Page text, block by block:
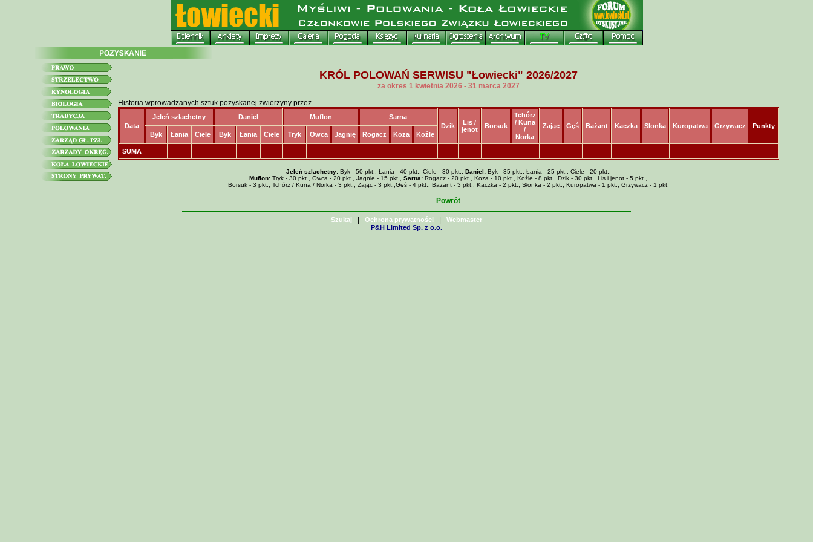
KRÓL POLOWAŃ SERWISU "Łowiecki" 2026/2027
za okres 1 kwietnia 2026 - 31 marca 2027
Historia wprowadzanych sztuk pozyskanej zwierzyny przez
Data
Jeleń szlachetny Daniel Muflon
Sarna
Dzik
Lis /
jenot
Borsuk
Tchórz
/ Kuna
/
Norka
Zając Gęś Bażant Kaczka Słonka Kuropatwa Grzywacz
Punkty
Byk
Łania Ciele Byk Łania Ciele Tryk Owca Jagnię Rogacz Koza Koźle
SUMA
Jeleń szlachetny:Byk - 50 pkt., Łania - 40 pkt., Ciele - 30 pkt., Daniel:Byk - 35 pkt., Łania - 25 pkt., Ciele - 20 pkt.,
Muflon: Tryk - 30 pkt., Owca - 20 pkt., Jagnię - 15 pkt., Sarna: Rogacz - 20 pkt., Koza - 10 pkt., Koźle - 8 pkt., Dzik - 30 pkt., Lis i jenot - 5 pkt.,
Borsuk - 3 pkt., Tchórz / Kuna / Norka - 3 pkt., Zając - 3 pkt.,Gęś - 4 pkt., Bażant - 3 pkt., Kaczka - 2 pkt., Słonka - 2 pkt., Kuropatwa - 1 pkt., Grzywacz - 1 pkt.
Powrót
Szukaj Ochrona prywatności
Webmaster
P&H Limited Sp. z o.o.